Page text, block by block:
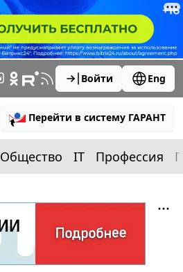
Войти Eng
Перейти в систему ГАРАНТ
Общество IT Профессия